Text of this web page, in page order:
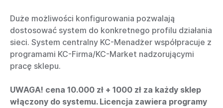
Duże możliwości konfigurowania pozwalają
dostosować system do konkretnego profilu działania
sieci. System centralny KC-Menadżer współpracuje z
programami KC-Firma/KC-Market nadzorującymi
pracę sklepu.
UWAGA! cena 10.000 zł + 1000 zł za każdy sklep
włączony do systemu. Licencja zawiera programy